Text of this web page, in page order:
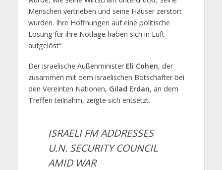
Menschen vertrieben und seine Häuser zerstört
wurden. Ihre Hoffnungen auf eine politische
Lösung für ihre Notlage haben sich in Luft
aufgelöst“.
Der israelische Außenminister Eli Cohen, der
zusammen mit dem israelischen Botschafter bei
den Vereinten Nationen, Gilad Erdan, an dem
Treffen teilnahm, zeigte sich entsetzt.
ISRAELI FM ADDRESSES
U.N. SECURITY COUNCIL
AMID WAR